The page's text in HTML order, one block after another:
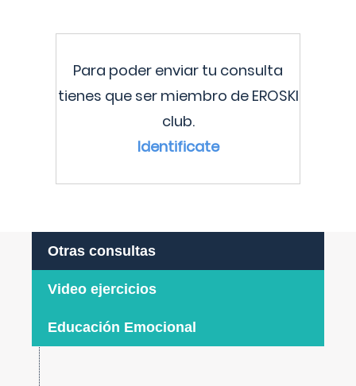
Para poder enviar tu consulta
tienes que ser miembro de EROSKI
club.
Identificate
Otras consultas
Video ejercicios
Educación Emocional